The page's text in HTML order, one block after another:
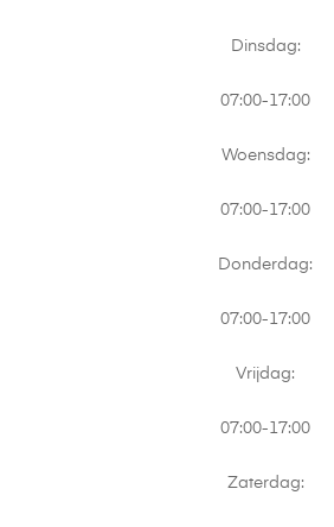
Dinsdag:
07:00-17:00
Woensdag:
07:00-17:00
Donderdag:
07:00-17:00
Vrijdag:
07:00-17:00
Zaterdag: